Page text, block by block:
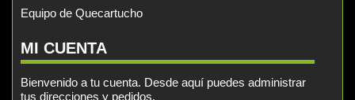
Equipo de Quecartucho
MI CUENTA
Bienvenido a tu cuenta. Desde aquí puedes administrar
tus direcciones y pedidos.